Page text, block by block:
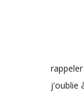
j'oublie